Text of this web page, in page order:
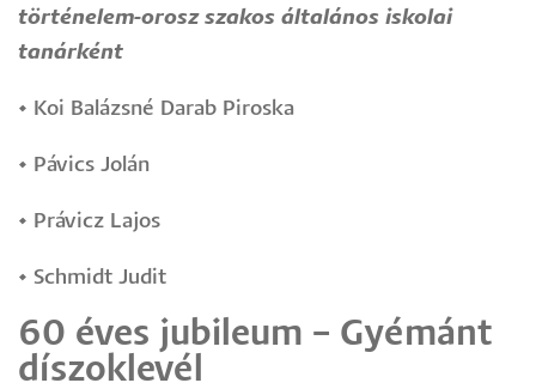
történelem-orosz szakos általános iskolai
tanárként
• Koi Balázsné Darab Piroska
• Pávics Jolán
• Právicz Lajos
• Schmidt Judit
60 éves jubileum – Gyémánt
díszoklevél